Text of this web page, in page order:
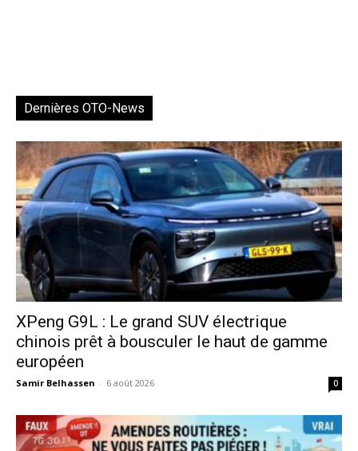
Dernières OTO-News
XPeng G9L : Le grand SUV électrique
chinois prêt à bousculer le haut de gamme
européen
Samir Belhassen - 6 août 2026 0